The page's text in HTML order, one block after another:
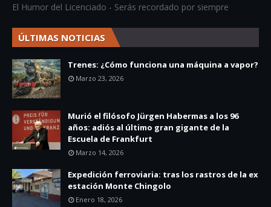
El Humor del Licenciado - Serás recordado por siempre
ÚLTIMAS NOTICIAS
Trenes: ¿Cómo funciona una máquina a vapor?
Marzo 23, 2026
Murió el filósofo Jürgen Habermas a los 96
años: adiós al último gran gigante de la
Escuela de Frankfurt
Marzo 14, 2026
Expedición ferroviaria: tras los rastros de la ex
estación Monte Chingolo
Enero 18, 2026